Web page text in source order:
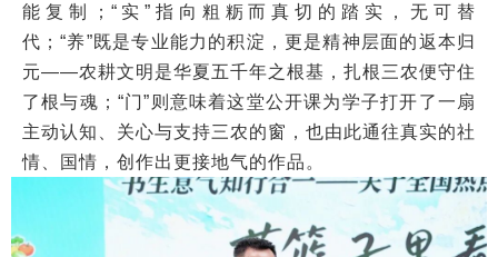
能复制；“实”指向粗粝而真切的踏实，无可替
代；“养”既是专业能力的积淀，更是精神层面的返本归
元——农耕文明是华夏五千年之根基，扎根三农便守住
了根与魂；“门”则意味着这堂公开课为学子打开了一扇
主动认知、关心与支持三农的窗，也由此通往真实的社
情、国情，创作出更接地气的作品。